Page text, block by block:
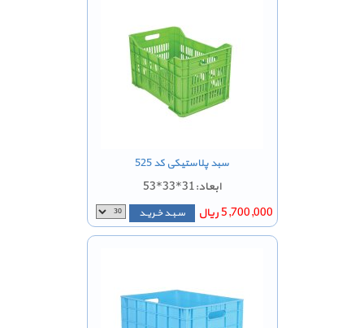
سبد پلاستیکی کد 525
ابعاد:31*33*53
5,700,000 ریال
سـبـد خـریـد